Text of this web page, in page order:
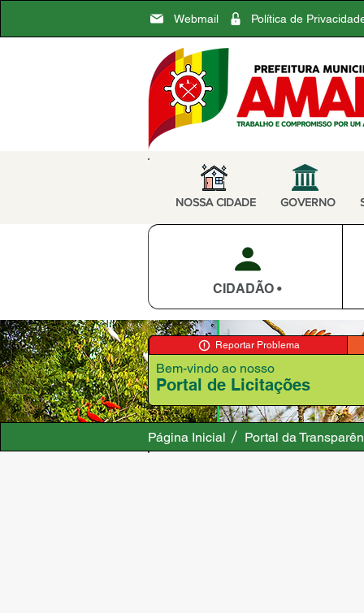
Webmail Política de
NOSSA CIDADE GOVERNO
CIDADÃO •
Reportar Problema
Portal de Licitações
Bem-vindo ao nosso
Página Inicial Portal da